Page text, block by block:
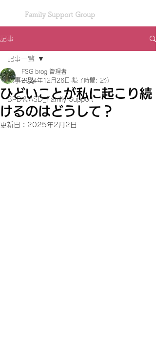
Family Support Group
記事
記事一覧
BPD＆ASD_Family Support
記事一覧
ひどいことが私に起こり続
けるのはどうして？
FSG brog 管理者
2024年12月26日 読了時間: 2分
更新日： 2025年2月2日